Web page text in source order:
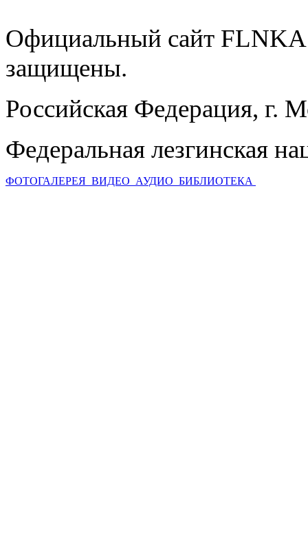
Официальный сайт
защищены.
Российская Федерация, г.
Федеральная лезгинская
ФОТОГАЛЕРЕЯ ВИДЕО АУДИО БИБЛИОТЕКА